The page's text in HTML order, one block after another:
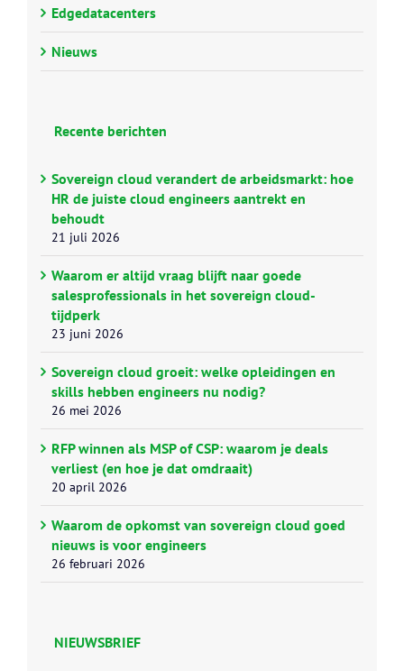
Edgedatacenters
Nieuws
Recente berichten
Sovereign cloud verandert de arbeidsmarkt: hoe
HR de juiste cloud engineers aantrekt en
behoudt
21 juli 2026
Waarom er altijd vraag blijft naar goede
salesprofessionals in het sovereign cloud-
tijdperk
23 juni 2026
Sovereign cloud groeit: welke opleidingen en
skills hebben engineers nu nodig?
26 mei 2026
RFP winnen als MSP of CSP: waarom je deals
verliest (en hoe je dat omdraait)
20 april 2026
Waarom de opkomst van sovereign cloud goed
nieuws is voor engineers
26 februari 2026
NIEUWSBRIEF